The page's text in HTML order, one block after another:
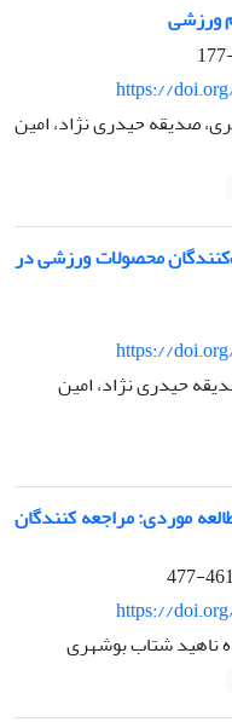
ورزشی
https://
صدیقه حیدری نژاد، امین
محصولات ورزشی در
https://
حیدری نژاد، امین
موردی: مراجعه کنندگان
461-477
https://
ناهید شتاب بوشهری